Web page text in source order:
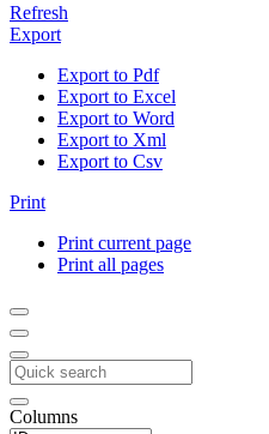
Refresh
Export
Export to Pdf
Export to Excel
Export to Word
Export to Xml
Export to Csv
Print
Print current page
Print all pages
Columns